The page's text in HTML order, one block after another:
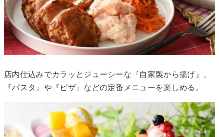
店内仕込みでカラッとジューシーな『自家製から揚げ』、
『パスタ』や『ピザ』などの定番メニューを楽しめる。